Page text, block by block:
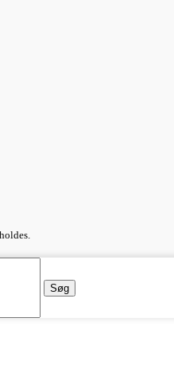
Søg